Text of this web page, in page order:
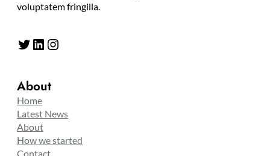
voluptatem fringilla.
Twitter LinkedIn Instagram
About
Home
Latest News
About
How we started
Contact